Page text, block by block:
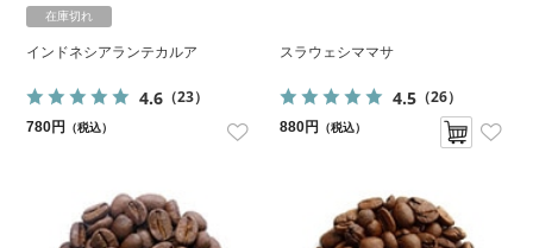
在庫切れ
インドネシアランテカルア
4.6（23）
780円 （税込）
スラウェシママサ
4.5（26）
880円 （税込）